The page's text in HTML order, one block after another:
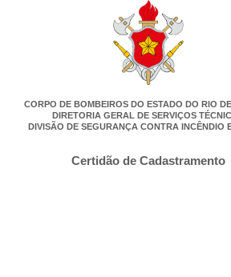
CORPO DE BOMBEIROS DO ESTADO DO RIO
DIRETORIA GERAL DE SERVIÇOS
DIVISÃO DE SEGURANÇA CONTRA INCÊNDIO
Certidão de Cadastramento